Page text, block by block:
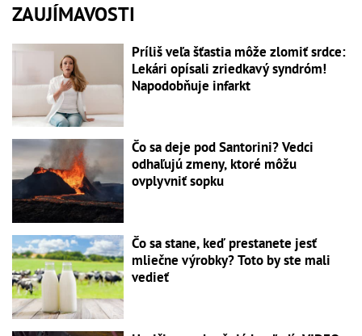
ZAUJÍMAVOSTI
Príliš veľa šťastia môže zlomiť srdce:
Lekári opísali zriedkavý syndróm!
Napodobňuje infarkt
Čo sa deje pod Santorini? Vedci
odhaľujú zmeny, ktoré môžu
ovplyvniť sopku
Čo sa stane, keď prestanete jesť
mliečne výrobky? Toto by ste mali
vedieť